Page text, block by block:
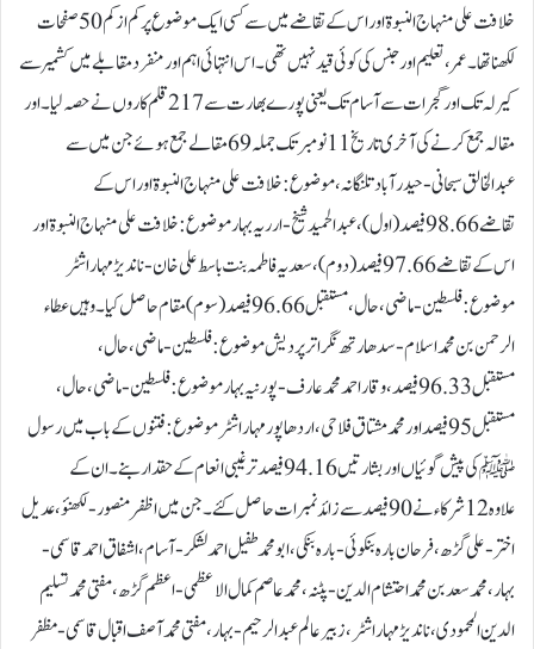
خلافت علی منہاج النبوۃ اور اس کے تقاضے میں سے کسی ایک موضوع پر کم از کم 50 صفحات
لکھنا تھا۔عمر، تعلیم اور جنس کی کوئی قید نہیں تھی۔اس انتہائی اہم اور منفرد مقابلے میں کشمیر سے
کیرلہ تک اور گجرات سے آسام تک یعنی پورے بھارت سے 217 قلم کاروں نے حصہ لیا۔ اور
مقالہ جمع کرنے کی آخری تاریخ 11 نومبر تک جملہ 69 مقالے جمع ہوئے جن میں سے
عبدالخالق سبحانی-حیدرآباد تلنگانہ، موضوع: خلافت علی منہاج النبوۃ اور اس کے
تقاضے 98.66 فیصد (اول)،عبدالحمید شیخ-ارریہ بہار موضوع: خلافت علی منہاج النبوۃ اور
اس کے تقاضے 97.66 فیصد(دوم)، سعدیہ فاطمہ بنت باسط علی خان-ناندیڑ مہاراشٹر
موضوع: فلسطین-ماضی، حال، مستقبل 96.66 فیصد (سوم) مقام حاصل کیا۔ وہیں عطاء
الرحمن بن محمد اسلام-سدھارتھ نگر اتر پردیش موضوع:فلسطین-ماضی، حال،
مستقبل 96.33 فیصد، وقار احمد محمد عارف-پورنیہ بہار موضوع:فلسطین-ماضی، حال،
مستقبل 95 فیصد اور محمد مشتاق فلاحی،اردھاپور مہاراشٹر موضوع:فتنوں کے باب میں رسول
ﷺ کی پیش گوئیاں اور بشارتیں 94.16 فیصد ترغیبی انعام کے حقدار بنے۔ ان کے
علاوہ 12شرکاء نے 90 فیصد سے زائد نمبرات حاصل کئے۔جن میں اظفر منصور-لکھنؤ، عدیل
اختر-علی گڑھ، فرحان بارہ بنکوئی- بارہ بنکی، ابو محمد طفیل احمد لشکر-آسام، اشفاق احمد قاسمی-
بہار، محمد سعد بن محمد احتشام الدین-پٹنہ، محمد عاصم کمال الاعظمی-اعظم گڑھ، مفتی محمد تسلیم
الدین المحمودی،ناندیڑ مہاراشٹر، زبیر عالم عبدالرحیم-بہار،مفتی محمد آصف اقبال قاسمی-مظفر